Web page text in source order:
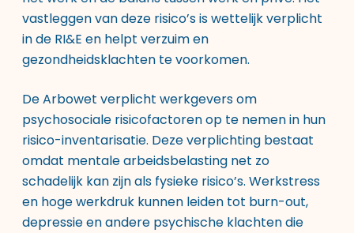
vastleggen van deze risico’s is wettelijk verplicht
in de RI&E en helpt verzuim en
gezondheidsklachten te voorkomen.
De Arbowet verplicht werkgevers om
psychosociale risicofactoren op te nemen in hun
risico-inventarisatie. Deze verplichting bestaat
omdat mentale arbeidsbelasting net zo
schadelijk kan zijn als fysieke risico’s. Werkstress
en hoge werkdruk kunnen leiden tot burn-out,
depressie en andere psychische klachten die